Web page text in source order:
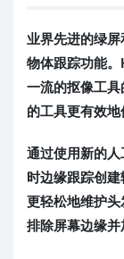
业界先进的绿
物体跟踪功能
一流的抠像工
的工具更有效地
通过使用新的
时边缘跟踪创
更轻松地维护
排除屏幕边缘并